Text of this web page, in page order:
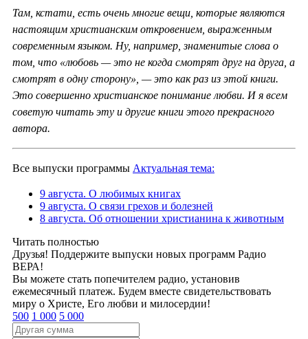
Там, кстати, есть очень многие вещи, которые являются
настоящим христианским откровением, выраженным
современным языком. Ну, например, знаменитые слова о
том, что «любовь — это не когда смотрят друг на друга, а
смотрят в одну сторону», — это как раз из этой книги.
Это совершенно христианское понимание любви. И я всем
советую читать эту и другие книги этого прекрасного
автора.
Все выпуски программы Актуальная тема:
9 августа. О любимых книгах
9 августа. О связи грехов и болезней
8 августа. Об отношении христианина к животным
Читать полностью
Друзья! Поддержите выпуски новых программ Радио
ВЕРА!
Вы можете стать попечителем радио, установив
ежемесячный платеж. Будем вместе свидетельствовать
миру о Христе, Его любви и милосердии!
500 1 000 5 000